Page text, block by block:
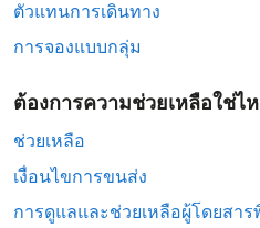
ตัวแทนการเดินทาง
การจองแบบกลุ่ม
ต้องการความช่วยเหลือใช่ไ
ช่วยเหลือ
เงื่อนไขการขนส่ง
การดูแลและช่วยเหลือผู้โดยสาร